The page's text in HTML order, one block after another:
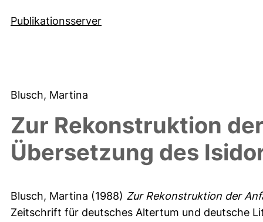
Publikationsserver
Blusch, Martina
Zur Rekonstruktion
Übersetzung des
Blusch, Martina (1988) Zur Rekonstruktion der
Zeitschrift für deutsches Altertum und deutsche